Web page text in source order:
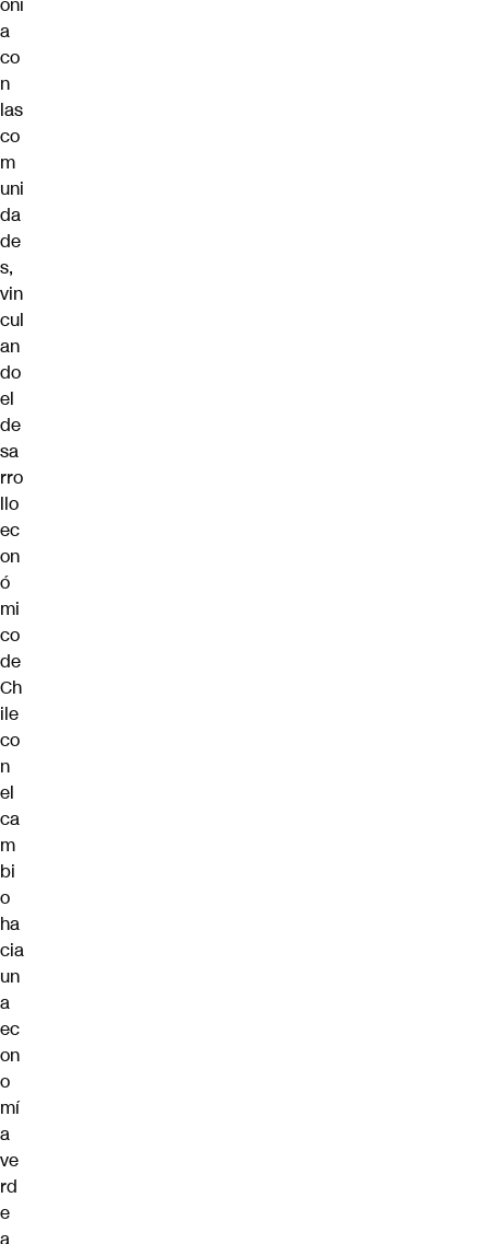
a
co
n
las
co
m
uni
da
de
s,
vin
cul
an
do
el
de
sa
rro
llo
ec
on
ó
mi
co
de
Ch
ile
co
n
el
ca
m
bi
o
ha
cia
un
a
ec
on
o
mí
a
ve
rd
e
a